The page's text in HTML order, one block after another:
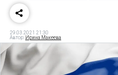
29.03.2021 21:30
Автор: Ирина Макеева